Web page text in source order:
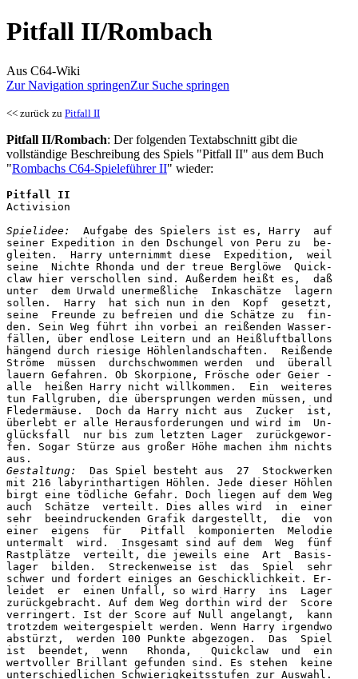
Pitfall II/Rombach
Aus C64-Wiki
Zur Navigation springenZur Suche springen
<< zurück zu Pitfall II
Pitfall II/Rombach: Der folgenden Textabschnitt gibt die
vollständige Beschreibung des Spiels "Pitfall II" aus dem Buch
"Rombachs C64-Spieleführer II" wieder:
Pitfall II
Activision
Spielidee:
  Aufgabe des Spielers ist es, Harry  auf
seiner Expedition in den Dschungel von Peru zu  be-
gleiten.  Harry unternimmt diese  Expedition,  weil
seine  Nichte Rhonda und der treue Berglöwe  Quick-
claw hier verschollen sind. Außerdem heißt es,  daß
unter  dem Urwald unermeßliche  Inkaschätze  lagern
sollen.  Harry  hat sich nun in den  Kopf  gesetzt,
seine  Freunde zu befreien und die Schätze zu  fin-
den. Sein Weg führt ihn vorbei an reißenden Wasser-
fällen, über endlose Leitern und an Heißluftballons
hängend durch riesige Höhlenlandschaften.  Reißende
Ströme  müssen  durchschwommen werden  und  überall
lauern Gefahren. Ob Skorpione, Frösche oder Geier -
alle  heißen Harry nicht willkommen.  Ein  weiteres
tun Fallgruben, die übersprungen werden müssen, und
Fledermäuse.  Doch da Harry nicht aus  Zucker  ist,
überlebt er alle Herausforderungen und wird im  Un-
glücksfall  nur bis zum letzten Lager  zurückgewor-
fen. Sogar Stürze aus großer Höhe machen ihm nichts
Gestaltung:
  Das Spiel besteht aus  27  Stockwerken
mit 216 labyrinthartigen Höhlen. Jede dieser Höhlen
birgt eine tödliche Gefahr. Doch liegen auf dem Weg
auch  Schätze  verteilt. Dies alles wird  in  einer
sehr  beeindruckenden Grafik dargestellt,  die  von
einer  eigens  für   Pitfall  komponierten  Melodie
untermalt  wird.  Insgesamt sind auf dem  Weg  fünf
Rastplätze  verteilt, die jeweils eine  Art  Basis-
lager  bilden.  Streckenweise ist  das  Spiel  sehr
schwer und fordert einiges an Geschicklichkeit. Er-
leidet  er  einen Unfall, so wird Harry  ins  Lager
zurückgebracht. Auf dem Weg dorthin wird der  Score
verringert. Ist der Score auf Null angelangt,  kann
trotzdem weitergespielt werden. Wenn Harry irgendwo
abstürzt,  werden 100 Punkte abgezogen.  Das  Spiel
ist  beendet,  wenn   Rhonda,   Quickclaw  und  ein
wertvoller Brillant gefunden sind. Es stehen  keine